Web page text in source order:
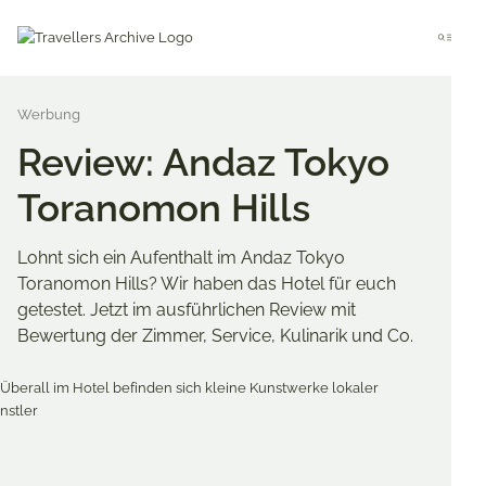
Menu
Review: Andaz Tokyo
Toranomon Hills
Lohnt sich ein Aufenthalt im Andaz Tokyo
Toranomon Hills? Wir haben das Hotel für euch
getestet. Jetzt im ausführlichen Review mit
Bewertung der Zimmer, Service, Kulinarik und Co.